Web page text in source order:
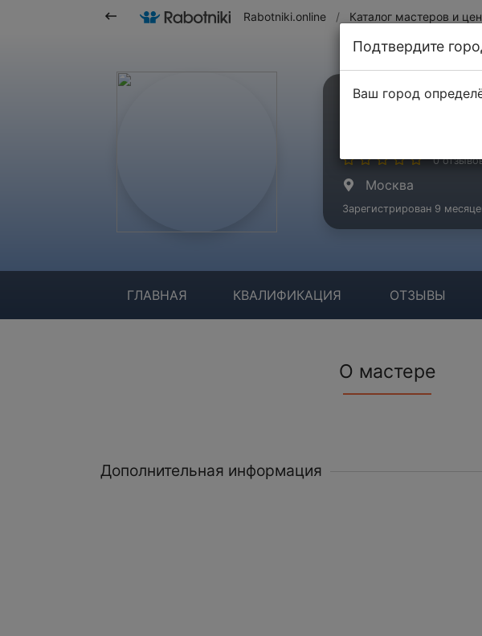
Rabotniki.online / Каталог мастеров и цен
Прасолов
0
Москва
Зарегистрирован 9
ГЛАВНАЯ КВАЛИФИКАЦИЯ ОТЗЫВЫ
О мастере
Дополнительная информация
Подтвердите
Ваш город